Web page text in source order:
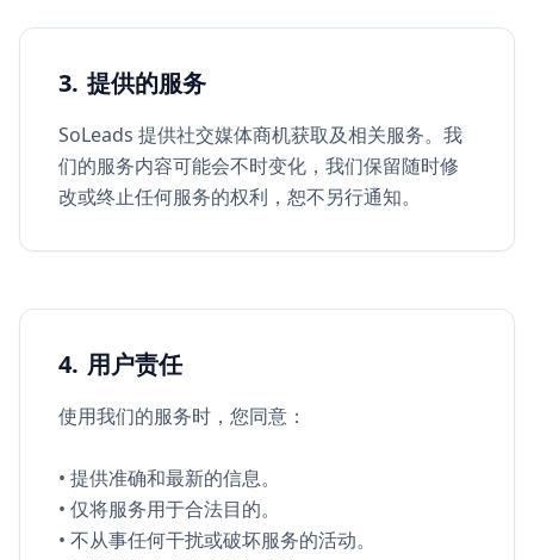
3. 提供的服务
SoLeads 提供社交媒体商机获取及相关服务。我
们的服务内容可能会不时变化，我们保留随时修
改或终止任何服务的权利，恕不另行通知。
4. 用户责任
使用我们的服务时，您同意：
• 提供准确和最新的信息。
• 仅将服务用于合法目的。
• 不从事任何干扰或破坏服务的活动。